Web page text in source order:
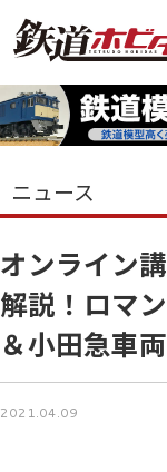
ニュース
オンライン
解説！ロマ
＆小田急車
2021.04.09